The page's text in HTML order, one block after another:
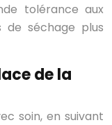
tolérance aux
de séchage plus
de la
soin, en suivant